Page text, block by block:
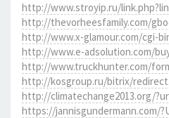
http://www.stroyip.ru/
http://thevorheesfamily.com/
http://www.x-glamour.com/cgi-
http://www.e-adsolution.com/
http://www.truckhunter.com/
http://kosgroup.ru/bitrix/
http://climatechange2013.org/
https://jannisgundermann.com/